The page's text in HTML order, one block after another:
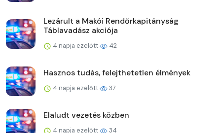
Lezárult a Makói Rendőrkapitányság
Táblavadász akciója
4 napja ezelőtt 42
Hasznos tudás, felejthetetlen élmények
4 napja ezelőtt 37
Elaludt vezetés közben
4 napja ezelőtt 34